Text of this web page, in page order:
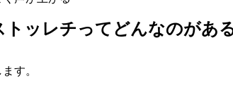
トッレチってどんなのがある
す。